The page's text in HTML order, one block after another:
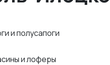
и полусапоги
и лоферы